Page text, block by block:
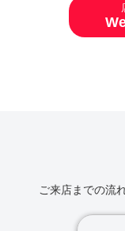
ご来店までの流